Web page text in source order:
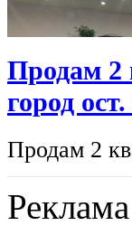
Продам 2
город
Продам 2
Реклама